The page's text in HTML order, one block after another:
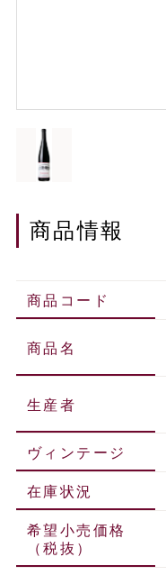
商品情報
商品コード
商品名
生産者
ヴィンテージ
在庫状況
希望小売価格
（税抜）